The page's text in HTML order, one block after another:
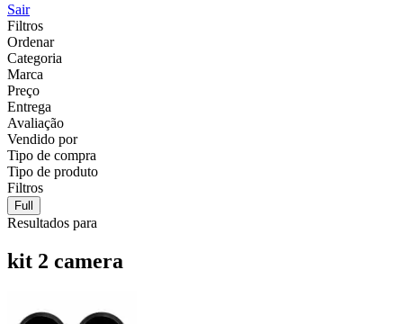
Sair
Filtros
Ordenar
Categoria
Marca
Preço
Entrega
Avaliação
Vendido por
Tipo de compra
Tipo de produto
Filtros
Full
Resultados para
kit 2 camera